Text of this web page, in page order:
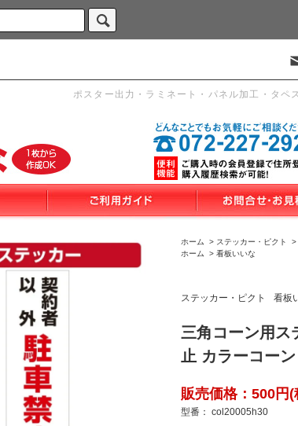
ポスター出力・ラミネート・パネル加工・タペ
ホーム > ステッカー・ピクト >
ホーム
> 看板いいな
ステッカー・ピクト 看板
三角コーン用ス
止 カラーコー
販売価格：500円
型番： col20005h30